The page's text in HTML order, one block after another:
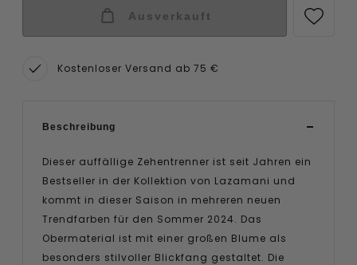
Ausverkauft
Kostenloser Versand ab 75 €
Beschreibung
Dieser auffällige Zehentrenner ist seit Jahren ein
Bestseller in der Kollektion von Lazamani und
kommt in dieser Saison in mehreren neuen
Trendfarben für den Sommer 2024. Das
Obermaterial ist mit einer großen Blume als
besonders stilvoller Blickfang gestaltet. Die